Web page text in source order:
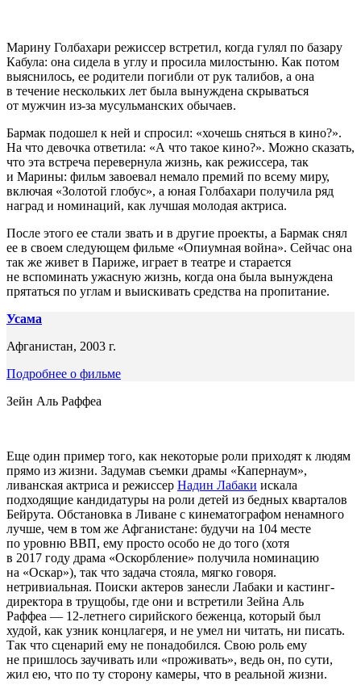
Марину Голбахари режиссер встретил, когда гулял по базару
Кабула: она сидела в углу и просила милостыню. Как потом
выяснилось, ее родители погибли от рук талибов, а она
в течение нескольких лет была вынуждена скрываться
от мужчин из-за мусульманских обычаев.
Бармак подошел к ней и спросил: «хочешь сняться в кино?».
На что девочка ответила: «А что такое кино?». Можно сказать,
что эта встреча перевернула жизнь, как режиссера, так
и Марины: фильм завоевал немало премий по всему миру,
включая «Золотой глобус», а юная Голбахари получила ряд
наград и номинаций, как лучшая молодая актриса.
После этого ее стали звать и в другие проекты, а Бармак снял
ее в своем следующем фильме «Опиумная война». Сейчас она
так же живет в Париже, играет в театре и старается
не вспоминать ужасную жизнь, когда она была вынуждена
прятаться по углам и выискивать средства на пропитание.
Усама
Афганистан, 2003 г.
Подробнее о фильме
Зейн Аль Раффеа
Еще один пример того, как некоторые роли приходят к людям
прямо из жизни. Задумав съемки драмы «Капернаум»,
ливанская актриса и режиссер Надин Лабаки искала
подходящие кандидатуры на роли детей из бедных кварталов
Бейрута. Обстановка в Ливане с кинематографом ненамного
лучше, чем в том же Афганистане: будучи на 104 месте
по уровню ВВП, ему просто особо не до того (хотя
в 2017 году драма «Оскорбление» получила номинацию
на «Оскар»), так что задача стояла, мягко говоря.
нетривиальная. Поиски актеров занесли Лабаки и кастинг-
директора в трущобы, где они и встретили Зейна Аль
Раффеа — 12-летнего сирийского беженца, который был
худой, как узник концлагеря, и не умел ни читать, ни писать.
Так что сценарий ему не понадобился. Свою роль ему
не пришлось заучивать или «проживать», ведь он, по сути,
жил ею, что по ту сторону камеры, что в реальной жизни.